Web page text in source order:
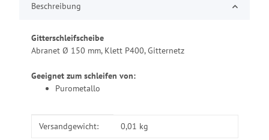
Beschreibung
Gitterschleifscheibe
Abranet Ø 150 mm, Klett P400, Gitternetz
Geeignet zum schleifen von:
Purometallo
Produkteigenschaft
Wert
Versandgewicht: 0,01 kg